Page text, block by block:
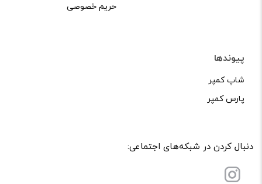
حریم خصوصی
پیوندها
شاپ کمپر
پارس کمپر
دنبال کردن در شبکه‌های اجتماعی: